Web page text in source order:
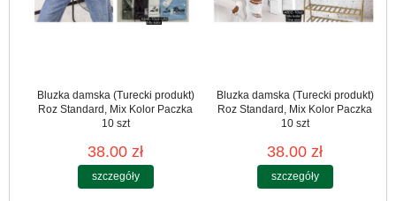
Bluzka damska (Turecki produkt)
Roz Standard, Mix Kolor Paczka
10 szt
38.00 zł
szczegóły
Bluzka damska (Turecki produkt)
Roz Standard, Mix Kolor Paczka
10 szt
38.00 zł
szczegóły